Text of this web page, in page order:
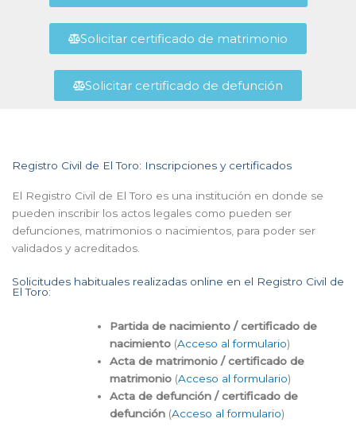
Solicitar certificado de matrimonio
Solicitar certificado de defunción
Registro Civil de El Toro: Inscripciones y certificados
El Registro Civil de El Toro es una institución en donde se
pueden inscribir los actos legales como pueden ser
defunciones, matrimonios o nacimientos, para poder ser
validados y acreditados.
Solicitudes habituales realizadas online en el Registro Civil de
El Toro:
Partida de nacimiento / certificado de
nacimiento (Acceso al formulario)
Acta de matrimonio / certificado de
matrimonio (Acceso al formulario)
Acta de defunción / certificado de
defunción (Acceso al formulario)